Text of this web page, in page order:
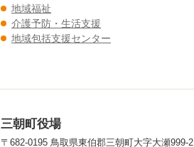
地域福祉
介護予防・生活支援
地域包括支援センター
三朝町役場
〒682-0195 鳥取県東伯郡三朝町大字大瀬999-2